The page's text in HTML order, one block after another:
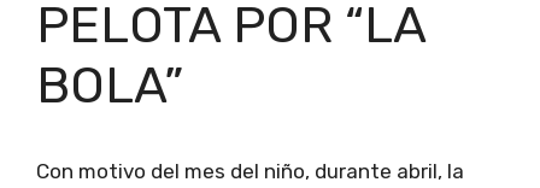
PELOTA POR “LA
BOLA”
Con motivo del mes del niño, durante abril, la